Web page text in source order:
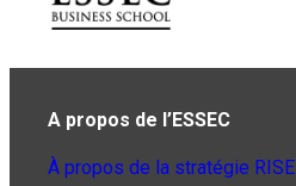
A propos de l’ESSEC
À propos de la stratégie RISE